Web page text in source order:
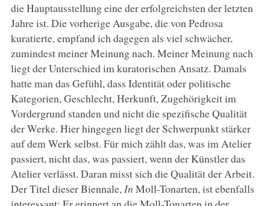
die Hauptausstellung eine der erfolgreichsten der letzten
Jahre ist. Die vorherige Ausgabe, die von Pedrosa
kuratierte, empfand ich dagegen als viel schwächer,
zumindest meiner Meinung nach. Meiner Meinung nach
liegt der Unterschied im kuratorischen Ansatz. Damals
hatte man das Gefühl, dass Identität oder politische
Kategorien, Geschlecht, Herkunft, Zugehörigkeit im
Vordergrund standen und nicht die spezifische Qualität
der Werke. Hier hingegen liegt der Schwerpunkt stärker
auf dem Werk selbst. Für mich zählt das, was im Atelier
passiert, nicht das, was passiert, wenn der Künstler das
Atelier verlässt. Daran misst sich die Qualität der Arbeit.
Der Titel dieser Biennale, In Moll-Tonarten, ist ebenfalls